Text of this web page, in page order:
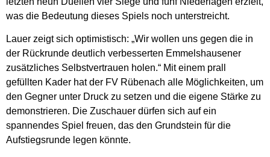
was die Bedeutung dieses Spiels noch unterstreicht.
Lauer zeigt sich optimistisch: „Wir wollen uns gegen die in
der Rückrunde deutlich verbesserten Emmelshausener
zusätzliches Selbstvertrauen holen.“ Mit einem prall
gefüllten Kader hat der FV Rübenach alle Möglichkeiten, um
den Gegner unter Druck zu setzen und die eigene Stärke zu
demonstrieren. Die Zuschauer dürfen sich auf ein
spannendes Spiel freuen, das den Grundstein für die
Aufstiegsrunde legen könnte.